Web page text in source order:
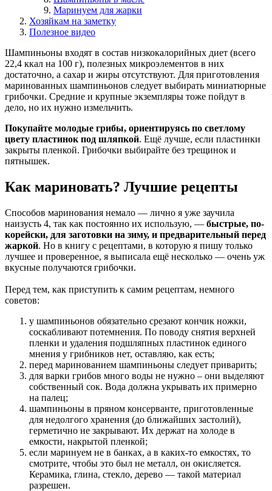
Маринуем для жарки
Хозяйкам на заметку
Полезное видео
Шампиньоны входят в состав низкокалорийных диет (всего
22,4 ккал на 100 г), полезных микроэлементов в них
достаточно, а сахар и жиры отсутствуют. Для приготовления
маринованных шампиньонов следует выбирать миниатюрные
грибочки. Средние и крупные экземпляры тоже пойдут в
дело, но их нужно измельчить.
Покупайте молодые грибы, ориентируясь по светлому
цвету пластинок под шляпкой. Ещё лучше, если пластинки
закрыты пленкой. Грибочки выбирайте без трещинок и
пятнышек.
Как мариновать? Лучшие рецепты
Способов маринования немало — лично я уже заучила
наизусть 4, так как постоянно их использую, — быстрые, по-
корейски, для заготовки на зиму, и предварительный перед
жаркой. Но в книгу с рецептами, в которую я пишу только
лучшее и проверенное, я выписала ещё несколько — очень уж
вкусные получаются грибочки.
Перед тем, как приступить к самим рецептам, немного
советов:
у шампиньонов обязательно срезают кончик ножки,
соскабливают потемнения. По поводу снятия верхней
пленки и удаления подшляпных пластинок единого
мнения у грибников нет, оставляю, как есть;
перед маринованием шампиньоны следует приварить;
для варки грибов много воды не нужно – они выделяют
собственный сок. Вода должна укрывать их примерно
на палец;
шампиньоны в пряном консерванте, приготовленные
для недолгого хранения (до ближайших застолий),
герметично не закрывают. Их держат на холоде в
емкости, накрытой пленкой;
если маринуем не в банках, а в каких-то емкостях, то
смотрите, чтобы это был не металл, он окисляется.
Керамика, глина, стекло, дерево — такой материал
разрешен.